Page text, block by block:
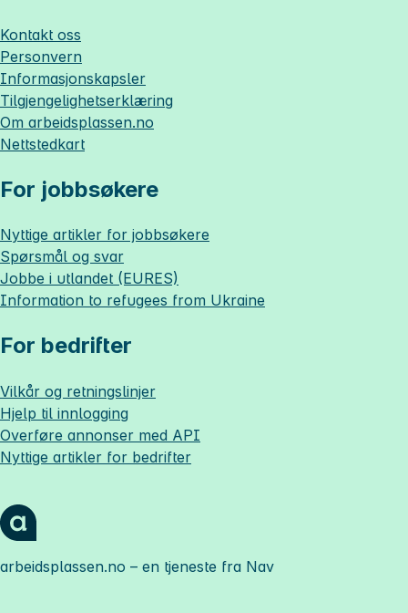
Kontakt oss
Personvern
Informasjonskapsler
Tilgjengelighetserklæring
Om arbeidsplassen.no
Nettstedkart
For jobbsøkere
Nyttige artikler for jobbsøkere
Spørsmål og svar
Jobbe i utlandet (EURES)
Information to refugees from Ukraine
For bedrifter
Vilkår og retningslinjer
Hjelp til innlogging
Overføre annonser med API
Nyttige artikler for bedrifter
arbeidsplassen.no – en tjeneste fra Nav